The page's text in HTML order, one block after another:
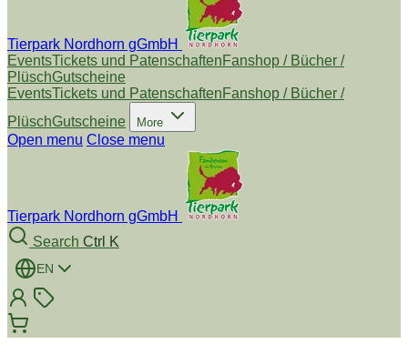
Tierpark Nordhorn gGmbH
EventsTickets und PatenschaftenFanshop / Bücher /
PlüschGutscheine
EventsTickets und PatenschaftenFanshop / Bücher /
PlüschGutscheine More
Open menu Close menu
Tierpark Nordhorn gGmbH
Search Ctrl K
EN